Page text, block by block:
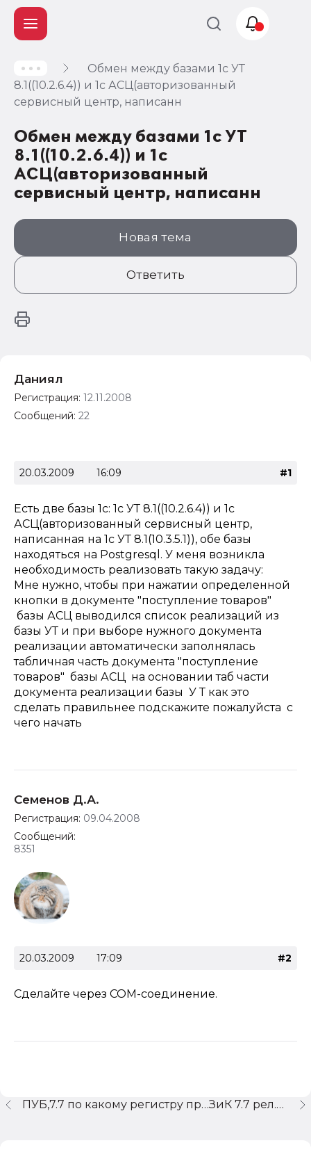
Обмен между базами 1c УТ
8.1((10.2.6.4)) и 1с АСЦ(авторизованный
сервисный центр, написанн
Обмен между базами 1c УТ
8.1((10.2.6.4)) и 1с
АСЦ(авторизованный
сервисный центр, написанн
Новая тема
Ответить
Даниял
Регистрация: 12.11.2008
Сообщений: 22
20.03.2009 16:09 #1
Есть две базы 1с: 1c УТ 8.1((10.2.6.4)) и 1с
АСЦ(авторизованный сервисный центр,
написанная на 1с УТ 8.1(10.3.5.1)), обе базы
находяться на Postgresql. У меня возникла
необходимость реализовать такую задачу:
Мне нужно, чтобы при нажатии определенной
кнопки в документе "поступление товаров"
базы АСЦ выводился список реализаций из
базы УТ и при выборе нужного документа
реализации автоматически заполнялась
табличная часть документа "поступление
товаров" базы АСЦ на основании таб части
документа реализации базы У Т как это
сделать правильнее подскажите пожалуйста с
чего начать
Семенов Д.А.
Регистрация: 09.04.2008
Сообщений:
8351
20.03.2009 17:09 #2
Сделайте через COM-соединение.
ЗиК 7.7 рел.283
ПУБ,7.7 по какому регистру проходит продажа.
Учет и
налогообложение